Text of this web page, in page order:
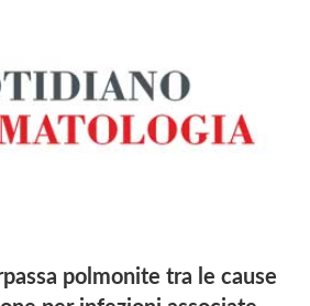
polmonite tra le cause